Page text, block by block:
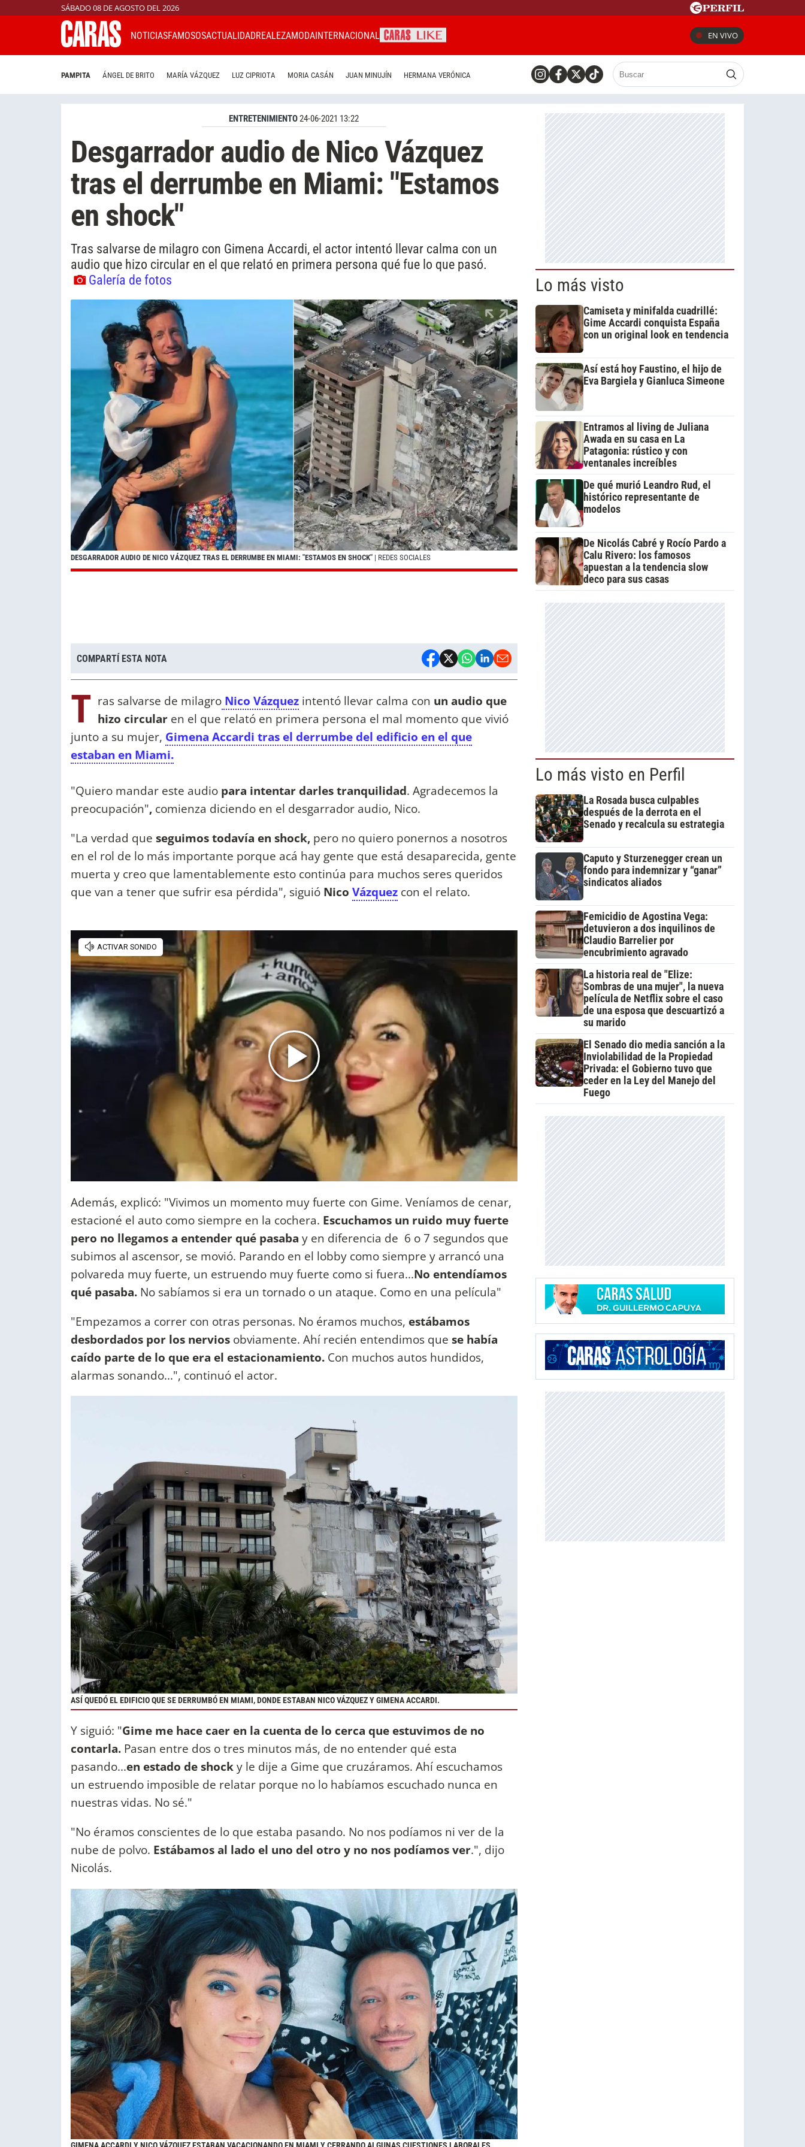
SÁBADO 08 DE AGOSTO DEL 2026
NOTICIASFAMOSOSACTUALIDADREALEZAMODAINTERNACIONAL EN VIVO
PAMPITA ÁNGEL DE BRITO MARÍA VÁZQUEZ LUZ CIPRIOTA MORIA CASÁN JUAN MINUJÍN HERMANA VERÓNICA
ENTRETENIMIENTO24-06-2021 13:22
Desgarrador audio de Nico Vázquez
tras el derrumbe en Miami: "Estamos
en shock"
Tras salvarse de milagro con Gimena Accardi, el actor intentó llevar calma con un
audio que hizo circular en el que relató en primera persona qué fue lo que pasó.
Galería de fotos
DESGARRADOR AUDIO DE NICO VÁZQUEZ TRAS EL DERRUMBE EN MIAMI: "ESTAMOS EN SHOCK" | REDES SOCIALES
COMPARTÍ ESTA NOTA
T ras salvarse de milagro Nico Vázquez intentó llevar calma con un audio que
hizo circular en el que relató en primera persona el mal momento que vivió
junto a su mujer, Gimena Accardi tras el derrumbe del edificio en el que
estaban en Miami.
"Quiero mandar este audio para intentar darles tranquilidad. Agradecemos la
preocupación", comienza diciendo en el desgarrador audio, Nico.
"La verdad que seguimos todavía en shock, pero no quiero ponernos a nosotros
en el rol de lo más importante porque acá hay gente que está desaparecida, gente
muerta y creo que lamentablemente esto continúa para muchos seres queridos
que van a tener que sufrir esa pérdida", siguió Nico Vázquez con el relato.
Además, explicó: "Vivimos un momento muy fuerte con Gime. Veníamos de cenar,
estacioné el auto como siempre en la cochera. Escuchamos un ruido muy fuerte
pero no llegamos a entender qué pasaba y en diferencia de 6 o 7 segundos que
subimos al ascensor, se movió. Parando en el lobby como siempre y arrancó una
polvareda muy fuerte, un estruendo muy fuerte como si fuera...No entendíamos
qué pasaba. No sabíamos si era un tornado o un ataque. Como en una película"
"Empezamos a correr con otras personas. No éramos muchos, estábamos
desbordados por los nervios obviamente. Ahí recién entendimos que se había
caído parte de lo que era el estacionamiento. Con muchos autos hundidos,
alarmas sonando...", continuó el actor.
ASÍ QUEDÓ EL EDIFICIO QUE SE DERRUMBÓ EN MIAMI, DONDE ESTABAN NICO VÁZQUEZ Y GIMENA ACCARDI.
Y siguió: "Gime me hace caer en la cuenta de lo cerca que estuvimos de no
contarla. Pasan entre dos o tres minutos más, de no entender qué esta
pasando...en estado de shocky le dije a Gime que cruzáramos. Ahí escuchamos
un estruendo imposible de relatar porque no lo habíamos escuchado nunca en
nuestras vidas. No sé."
"No éramos conscientes de lo que estaba pasando. No nos podíamos ni ver de la
nube de polvo. Estábamos al lado el uno del otro y no nos podíamos ver.", dijo
Nicolás.
Lo más visto
Camiseta y minifalda cuadrillé:
Gime Accardi conquista España
con un original look en tendencia
Así está hoy Faustino, el hijo de
Eva Bargiela y Gianluca Simeone
Entramos al living de Juliana
Awada en su casa en La
Patagonia: rústico y con
ventanales increíbles
De qué murió Leandro Rud, el
histórico representante de
modelos
De Nicolás Cabré y Rocío Pardo a
Calu Rivero: los famosos
apuestan a la tendencia slow
deco para sus casas
Lo más visto en Perfil
La Rosada busca culpables
después de la derrota en el
Senado y recalcula su estrategia
Caputo y Sturzenegger crean un
fondo para indemnizar y “ganar”
sindicatos aliados
Femicidio de Agostina Vega:
detuvieron a dos inquilinos de
Claudio Barrelier por
encubrimiento agravado
La historia real de "Elize:
Sombras de una mujer", la nueva
película de Netflix sobre el caso
de una esposa que descuartizó a
su marido
El Senado dio media sanción a la
Inviolabilidad de la Propiedad
Privada: el Gobierno tuvo que
ceder en la Ley del Manejo del
Fuego